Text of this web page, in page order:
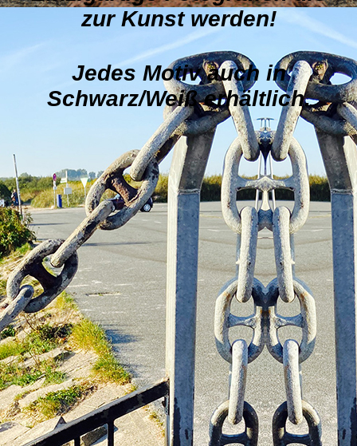
zur Kunst werden!
Jedes Motiv auch in
Schwarz/Weiß erhältlich.